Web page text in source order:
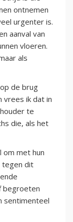
ontnemen
urgenter is.
aanval van
vloeren.
als
de brug
vrees ik dat in
te
die, als het
om met hun
tegen dit
begroeten
sentimenteel